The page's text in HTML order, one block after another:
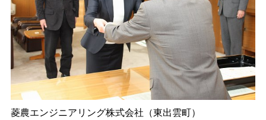
菱農エンジニアリング株式会社（東出雲町）